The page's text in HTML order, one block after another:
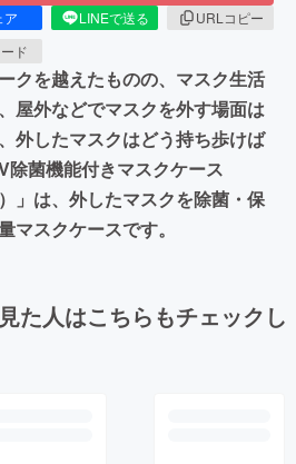
ア LINEで送る
URLコピー
ド
クを越えたものの、マスク生活
屋外などでマスクを外す場面は
外したマスクはどう持ち歩けば
除菌機能付きマスクケース
」は、外したマスクを除菌・保
マスクケースです。
た人はこちらもチェックし